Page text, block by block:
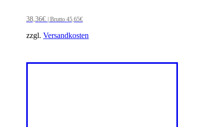
38,36€ | Brutto 45,65€
zzgl. Versandkosten